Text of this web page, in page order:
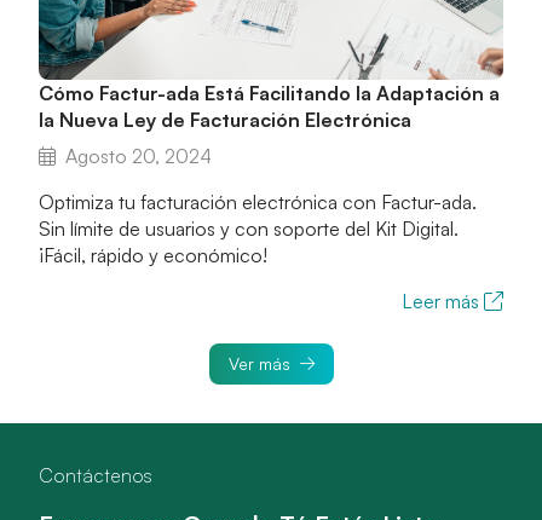
Cómo Factur-ada Está Facilitando la Adaptación a
la Nueva Ley de Facturación Electrónica
Agosto 20, 2024
Optimiza tu facturación electrónica con Factur-ada.
Sin límite de usuarios y con soporte del Kit Digital.
¡Fácil, rápido y económico!
Leer más
Ver más
Contáctenos